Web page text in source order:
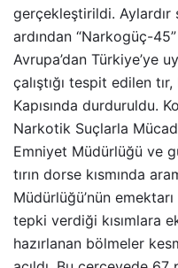
gerçekleştirildi.
ardından “Narkogüç-
Avrupa’dan Türkiye’ye
çalıştığı tespit edilen
Kapısında durduruldu.
Narkotik Suçlarla
Emniyet Müdürlüğü ve
tırın dorse kısmında
Müdürlüğü’nün
tepki verdiği kısımlara
hazırlanan bölmeler